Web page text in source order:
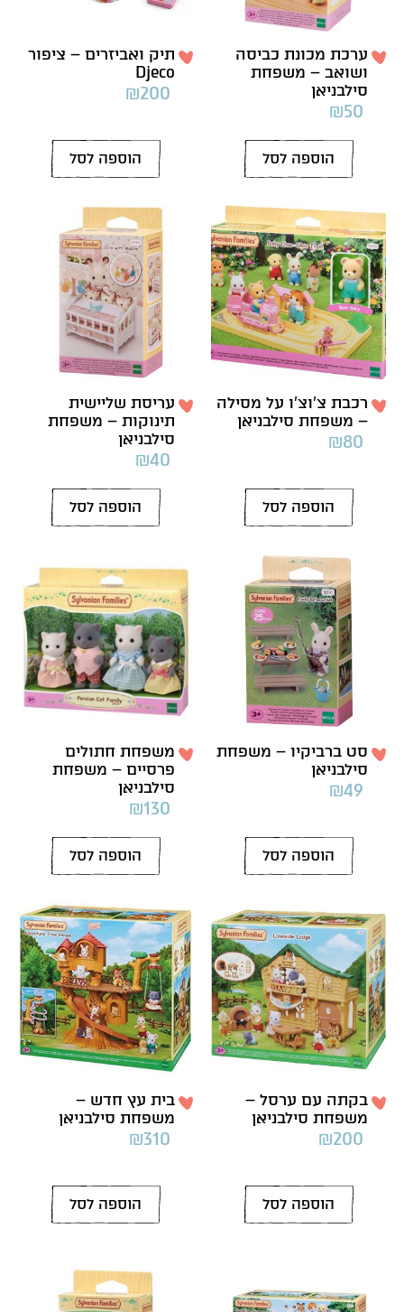
ערכת מכונת כביסה
ושואב – משפחת
סילבניאן
₪50
הוספה לסל
תיק ואביזרים – ציפור
Djeco
₪200
הוספה לסל
רכבת צ’וצ’ו על מסילה
– משפחת סילבניאן
₪80
הוספה לסל
עריסת שליישית
תינוקות – משפחת
סילבניאן
₪40
הוספה לסל
סט ברביקיו – משפחת
סילבניאן
₪49
הוספה לסל
משפחת חתולים
פרסיים – משפחת
סילבניאן
₪130
הוספה לסל
בקתה עם ערסל –
משפחת סילבניאן
₪200
הוספה לסל
בית עץ חדש –
משפחת סילבניאן
₪310
הוספה לסל